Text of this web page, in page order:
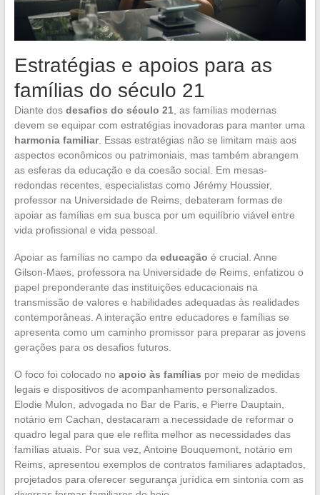
Estratégias e apoios para as
famílias do século 21
Diante dos desafios do século 21, as famílias modernas
devem se equipar com estratégias inovadoras para manter uma
harmonia familiar. Essas estratégias não se limitam mais aos
aspectos econômicos ou patrimoniais, mas também abrangem
as esferas da educação e da coesão social. Em mesas-
redondas recentes, especialistas como Jérémy Houssier,
professor na Universidade de Reims, debateram formas de
apoiar as famílias em sua busca por um equilíbrio viável entre
vida profissional e vida pessoal.
Apoiar as famílias no campo da educação é crucial. Anne
Gilson-Maes, professora na Universidade de Reims, enfatizou o
papel preponderante das instituições educacionais na
transmissão de valores e habilidades adequadas às realidades
contemporâneas. A interação entre educadores e famílias se
apresenta como um caminho promissor para preparar as jovens
gerações para os desafios futuros.
O foco foi colocado no apoio às famílias por meio de medidas
legais e dispositivos de acompanhamento personalizados.
Elodie Mulon, advogada no Bar de Paris, e Pierre Dauptain,
notário em Cachan, destacaram a necessidade de reformar o
quadro legal para que ele reflita melhor as necessidades das
famílias atuais. Por sua vez, Antoine Bouquemont, notário em
Reims, apresentou exemplos de contratos familiares adaptados,
projetados para oferecer segurança jurídica em sintonia com as